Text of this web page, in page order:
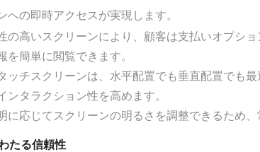
の即時アクセスが実現します。
の高いスクリーンにより、顧客は支払いオプシ
簡単に閲覧できます。
ッチスクリーンは、水平配置でも垂直配置でも
ンタラクション性を高めます。
に応じてスクリーンの明るさを調整できるため、
たる信頼性